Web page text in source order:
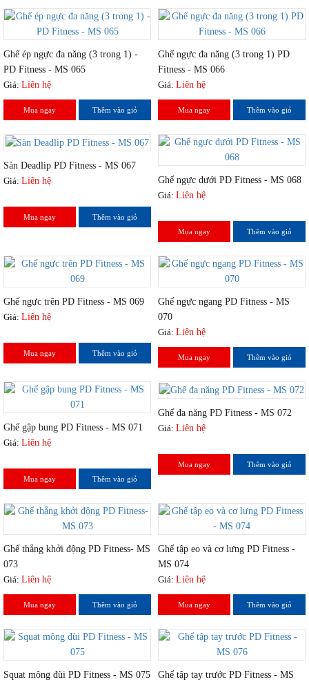
Ghế ép ngực đa năng (3 trong 1) -
PD Fitness - MS 065
Giá: Liên hệ
Mua ngay Thêm vào giỏ
Ghế ngực đa năng (3 trong 1) PD
Fitness - MS 066
Giá: Liên hệ
Mua ngay Thêm vào giỏ
Sàn Deadlip PD Fitness - MS 067
Giá: Liên hệ
Mua ngay Thêm vào giỏ
Ghế ngực dưới PD Fitness - MS 068
Giá: Liên hệ
Mua ngay Thêm vào giỏ
Ghế ngực trên PD Fitness - MS 069
Giá: Liên hệ
Mua ngay Thêm vào giỏ
Ghế ngực ngang PD Fitness - MS
070
Giá: Liên hệ
Mua ngay Thêm vào giỏ
Ghế gập bung PD Fitness - MS 071
Giá: Liên hệ
Mua ngay Thêm vào giỏ
Ghế đa năng PD Fitness - MS 072
Giá: Liên hệ
Mua ngay Thêm vào giỏ
Ghế thẳng khởi động PD Fitness- MS
073
Giá: Liên hệ
Mua ngay Thêm vào giỏ
Ghế tập eo và cơ lưng PD Fitness -
MS 074
Giá: Liên hệ
Mua ngay Thêm vào giỏ
Squat mông đùi PD Fitness - MS 075 Ghế tập tay trước PD Fitness - MS